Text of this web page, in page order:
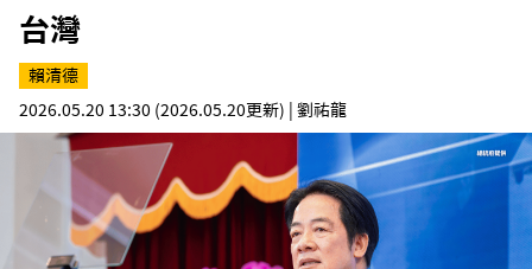
台灣
賴清德
2026.05.20 13:30 (2026.05.20更新) | 劉祐龍